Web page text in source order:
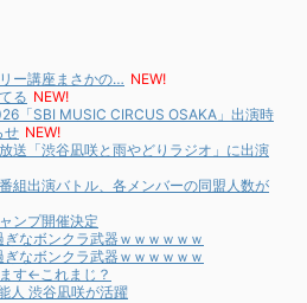
ー講座まさかの… NEW!
る NEW!
「SBI MUSIC CIRCUS OSAKA」出演時
せ NEW!
送「渋谷凪咲と雨やどりラジオ」に出演
組出演バトル、各メンバーの同盟人数が
ンプ開催決定
なボンクラ武器ｗｗｗｗｗｗ
なボンクラ武器ｗｗｗｗｗｗ
す←これまじ？
人 渋谷凪咲が活躍